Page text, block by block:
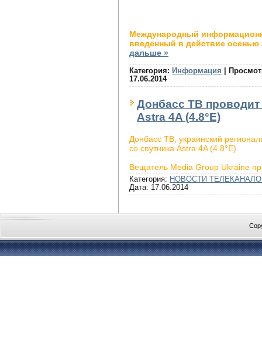
Международный
введенный в действие осенью
дальше »
Категория: Информация
17.06.2014
Донбасс ТВ проводит
Astra 4A (4.8°E)
Донбасс ТВ, украинский
со спутника Astra 4A (4.8°E).
Вещатель Media Group Ukraine
Категория: НОВОСТИ
Дата: 17.06.2014